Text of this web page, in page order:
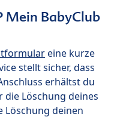
Mein BabyClub
eine kurze
stellt sicher, dass
erhältst du
die Löschung deines
Löschung deinen